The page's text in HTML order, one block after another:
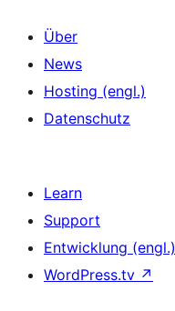
Über
News
Hosting (engl.)
Datenschutz
Learn
Support
Entwicklung (engl.)
WordPress.tv ↗